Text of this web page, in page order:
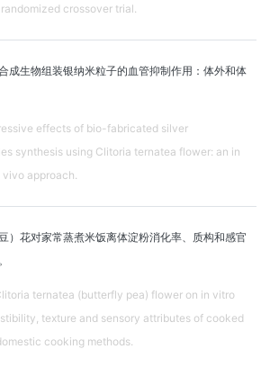
crossover trial.
成生物组装银纳米粒子的血管抑制作用：体外和体
effects of bio-fabricated silver
synthesis using Clitoria ternatea flower: an in
approach.
）花对家常蒸煮米饭离体淀粉消化率、质构和感官
ternatea (butterfly pea) flower on in vitro
texture and sensory attributes of cooked
cooking methods.